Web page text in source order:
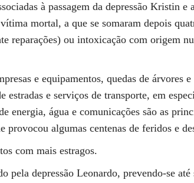
à passagem da depressão Kristin e
mortal, a que se somaram depois
reparações) ou intoxicação com origem
e equipamentos, quedas de árvores e
estradas e serviços de transporte, em
energia, água e comunicações são as
provocou algumas centenas de feridos e
com mais estragos.
pela depressão Leonardo, prevendo-se até